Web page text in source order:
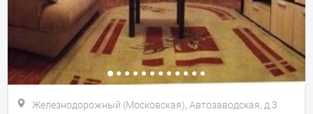
Железнодорожный (Московская), Автозаводская, д.3